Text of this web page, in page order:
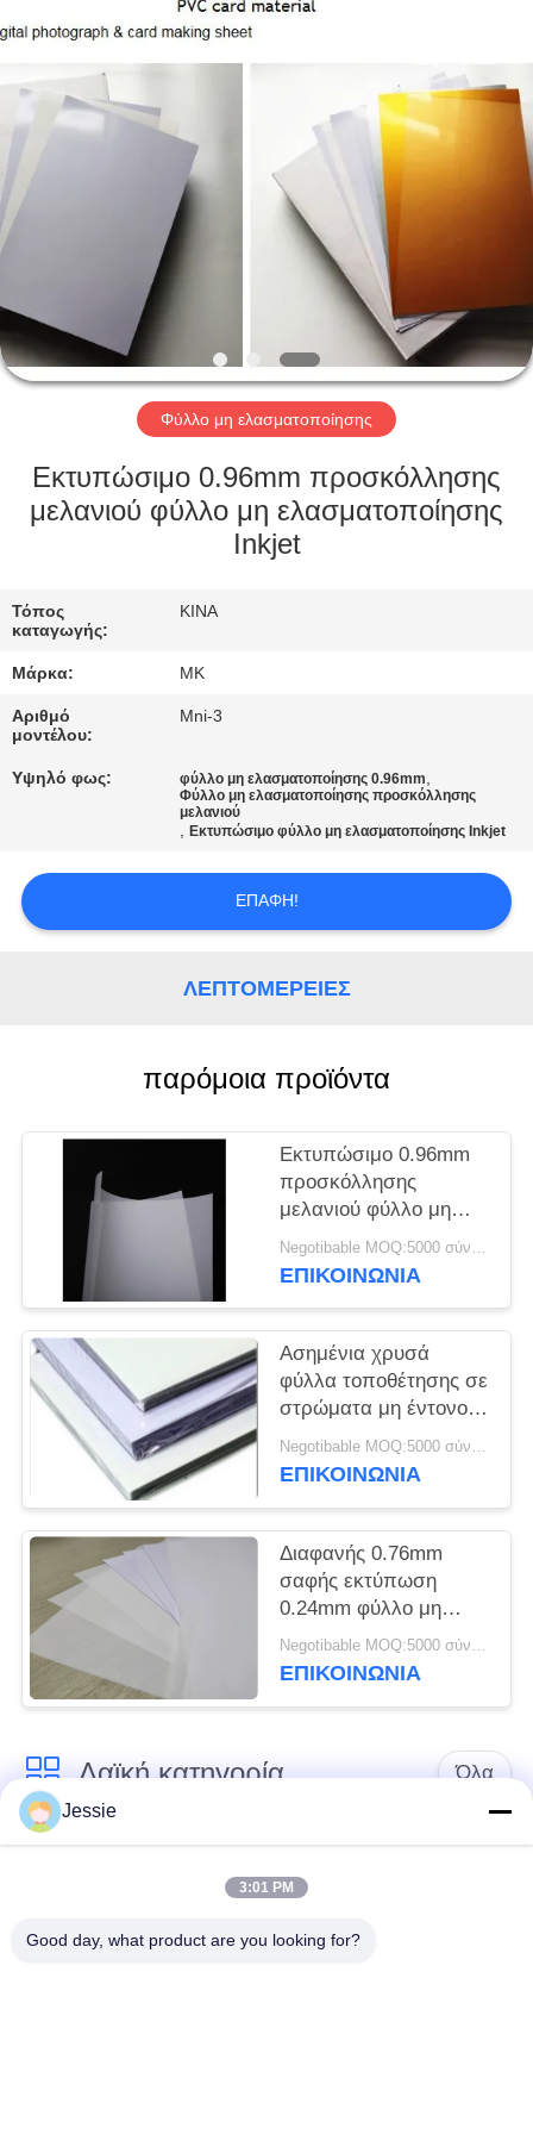
ΣΠΊΤΙ
ΠΡΟΪΌΝΤΑ
ΣΧΕΤΙΚΆ
ΜΕ
ΕΠΙΣΚΕΨΉ
ΈΛΕΓΧΟΣ
ΠΟΙΌΤΗΤΑΣ
ΕΠΙΚΟΙΝΩΝΉΣΤΕ
ΜΑΖΊ
ΕΙΔΉΣΕΙΣ
PRIVACY
POLICY
Technology
(Tianjin)
Rights
Φύλλο μη ελασματοποίησης
Εκτυπώσιμο 0.96mm προσκόλλησης
μελανιού φύλλο μη ελασματοποίησης
Inkjet
Τόπος
καταγωγής:
ΚΙΝΑ
Μάρκα: MK
Αριθμό
μοντέλου:
Mni-3
Υψηλό φως: φύλλο μη ελασματοποίησης 0.96mm,
Φύλλο μη ελασματοποίησης προσκόλλησης
μελανιού
,Εκτυπώσιμο φύλλο μη ελασματοποίησης Inkjet
ΕΠΑΦΉ!
ΛΕΠΤΟΜΈΡΕΙΕΣ
παρόμοια προϊόντα
Εκτυπώσιμο 0.96mm
προσκόλλησης
μελανιού φύλλο μη
ελασματοποίησης
Inkjet
Negotibable MOQ:5000 σύνολα (3 φύλλα ανά φύλλο)
ΕΠΙΚΟΙΝΩΝΙΑ
Ασημένια χρυσά
φύλλα τοποθέτησης σε
στρώματα μη έντονου
φωτός A4 200*300mm Negotibable MOQ:5000 σύνολα (3 φύλλα ανά φύλλο)
ΕΠΙΚΟΙΝΩΝΙΑ
Διαφανής 0.76mm
σαφής εκτύπωση
0.24mm φύλλο μη
ελασματοποίησης PVCNegotibable MOQ:5000 σύνολα (3 φύλλα ανά φύλλο)
ΕΠΙΚΟΙΝΩΝΙΑ
Λαϊκή κατηγορία Όλα
Υλικό έξυπνων
Εκτυπώσιμα φύλλα
Ψηφιακά φύλλα PVC
Jessie
3:01 PM
Good day, what product are you looking for?